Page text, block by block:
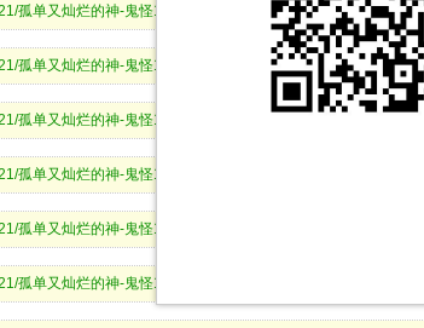
孤单又灿烂的神-鬼怪16.rmvb
孤单又灿烂的神-鬼怪15.rmvb
孤单又灿烂的神-鬼怪14.rmvb
孤单又灿烂的神-鬼怪13.rmvb
孤单又灿烂的神-鬼怪12.rmvb
孤单又灿烂的神-鬼怪11.rmvb